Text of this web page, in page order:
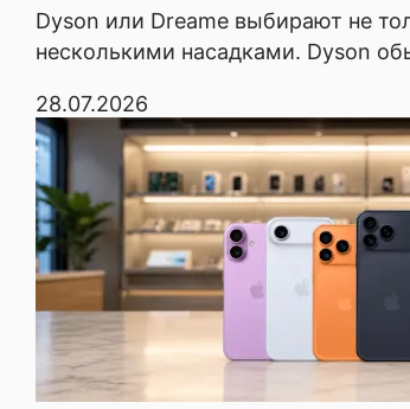
Беспроводная
зарядка
Быстрая зарядка USB
Поддержка карт
памяти
Количество
физических SIM-
карт
2
Формат SIM-карты nano-
Dyson или Dreame выбирают не
несколькими насадками. Dyson
28.07.2026